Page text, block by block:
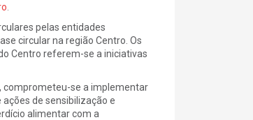
.
pelas entidades
circular na região Centro. Os
Centro referem-se a iniciativas
comprometeu-se a implementar
de sensibilização e
alimentar com a